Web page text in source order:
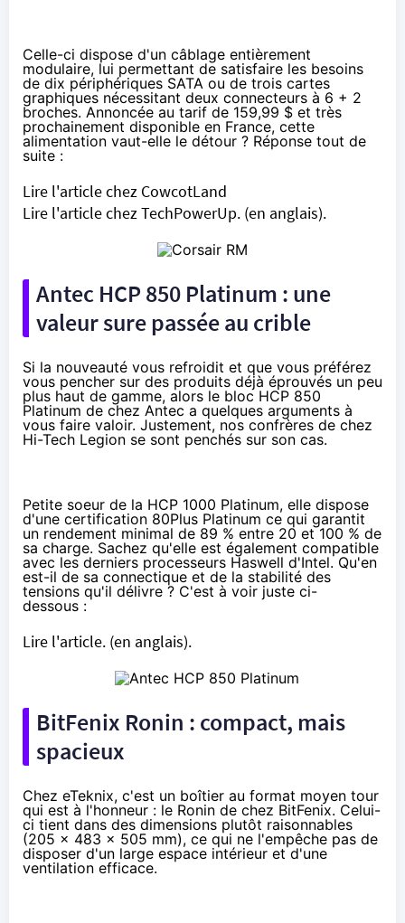
Celle-ci dispose d'un câblage entièrement
modulaire, lui permettant de satisfaire les besoins
de dix périphériques SATA ou de trois cartes
graphiques nécessitant deux connecteurs à 6 + 2
broches. Annoncée au tarif de 159,99 $ et très
prochainement disponible en France, cette
alimentation vaut-elle le détour ? Réponse tout de
suite :
Lire l'article chez CowcotLand
Lire l'article chez TechPowerUp. (en anglais).
Antec HCP 850 Platinum : une
valeur sure passée au crible
Si la nouveauté vous refroidit et que vous préférez
vous pencher sur des produits déjà éprouvés un peu
plus haut de gamme, alors le bloc HCP 850
Platinum de chez Antec a quelques arguments à
vous faire valoir. Justement, nos confrères de chez
Hi-Tech Legion se sont penchés sur son cas.
Petite soeur de la HCP 1000 Platinum, elle dispose
d'une certification 80Plus Platinum ce qui garantit
un rendement minimal de 89 % entre 20 et 100 % de
sa charge. Sachez qu'elle est également compatible
avec les derniers processeurs Haswell d'Intel. Qu'en
est-il de sa connectique et de la stabilité des
tensions qu'il délivre ? C'est à voir juste ci-
dessous :
Lire l'article. (en anglais).
BitFenix Ronin : compact, mais
spacieux
Chez eTeknix, c'est un boîtier au format moyen tour
qui est à l'honneur : le Ronin de chez BitFenix. Celui-
ci tient dans des dimensions plutôt raisonnables
(205 x 483 x 505 mm), ce qui ne l'empêche pas de
disposer d'un large espace intérieur et d'une
ventilation efficace.